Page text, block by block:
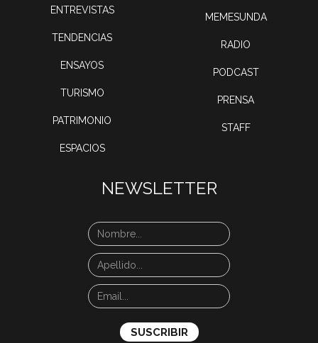
ENTREVISTAS
TENDENCIAS
ENSAYOS
TURISMO
PATRIMONIO
ESPACIOS
MEMESUNDA
RADIO
PODCAST
PRENSA
STAFF
NEWSLETTER